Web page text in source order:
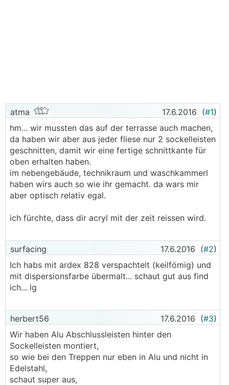
atma 17.6.2016 (#1)
hm... wir mussten das auf der terrasse auch machen,
da haben wir aber aus jeder fliese nur 2 sockelleisten
geschnitten, damit wir eine fertige schnittkante für
oben erhalten haben.
im nebengebäude, technikraum und waschkammerl
haben wirs auch so wie ihr gemacht. da wars mir
aber optisch relativ egal.
ich fürchte, dass dir acryl mit der zeit reissen wird.
surfacing 17.6.2016 (#2)
Ich habs mit ardex 828 verspachtelt (keilfömig) und
mit dispersionsfarbe übermalt... schaut gut aus find
ich... lg
herbert56 17.6.2016 (#3)
Wir haben Alu Abschlussleisten hinter den
Sockelleisten montiert,
so wie bei den Treppen nur eben in Alu und nicht in
Edelstahl,
schaut super aus,